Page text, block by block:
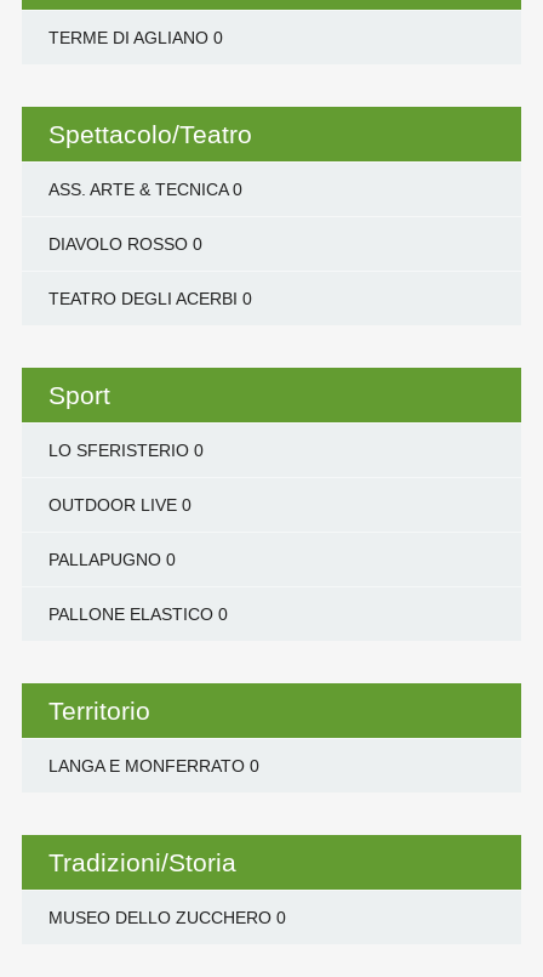
TERME DI AGLIANO0
Spettacolo/Teatro
ASS. ARTE & TECNICA0
DIAVOLO ROSSO0
TEATRO DEGLI ACERBI 0
Sport
LO SFERISTERIO0
OUTDOOR LIVE0
PALLAPUGNO0
PALLONE ELASTICO0
Territorio
LANGA E MONFERRATO0
Tradizioni/Storia
MUSEO DELLO ZUCCHERO0